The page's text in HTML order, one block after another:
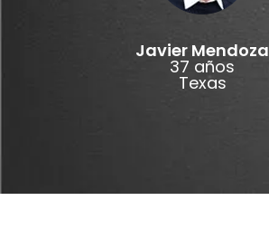
Javier Mendoza
37 años
Texas